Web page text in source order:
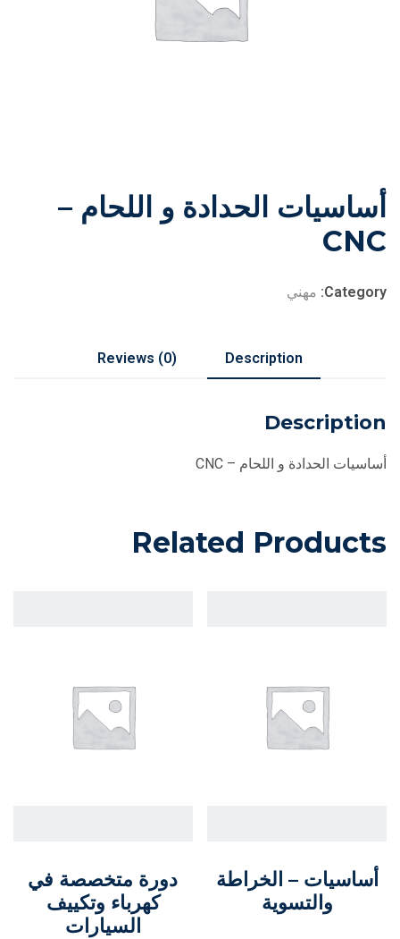
أساسيات الحدادة و اللحام –
CNC
Category: مهني
Description
Reviews (0)
Description
أساسيات الحدادة و اللحام – CNC
Related Products
أساسيات – الخراطة
والتسوية
دورة متخصصة في
كهرباء وتكييف
السيارات